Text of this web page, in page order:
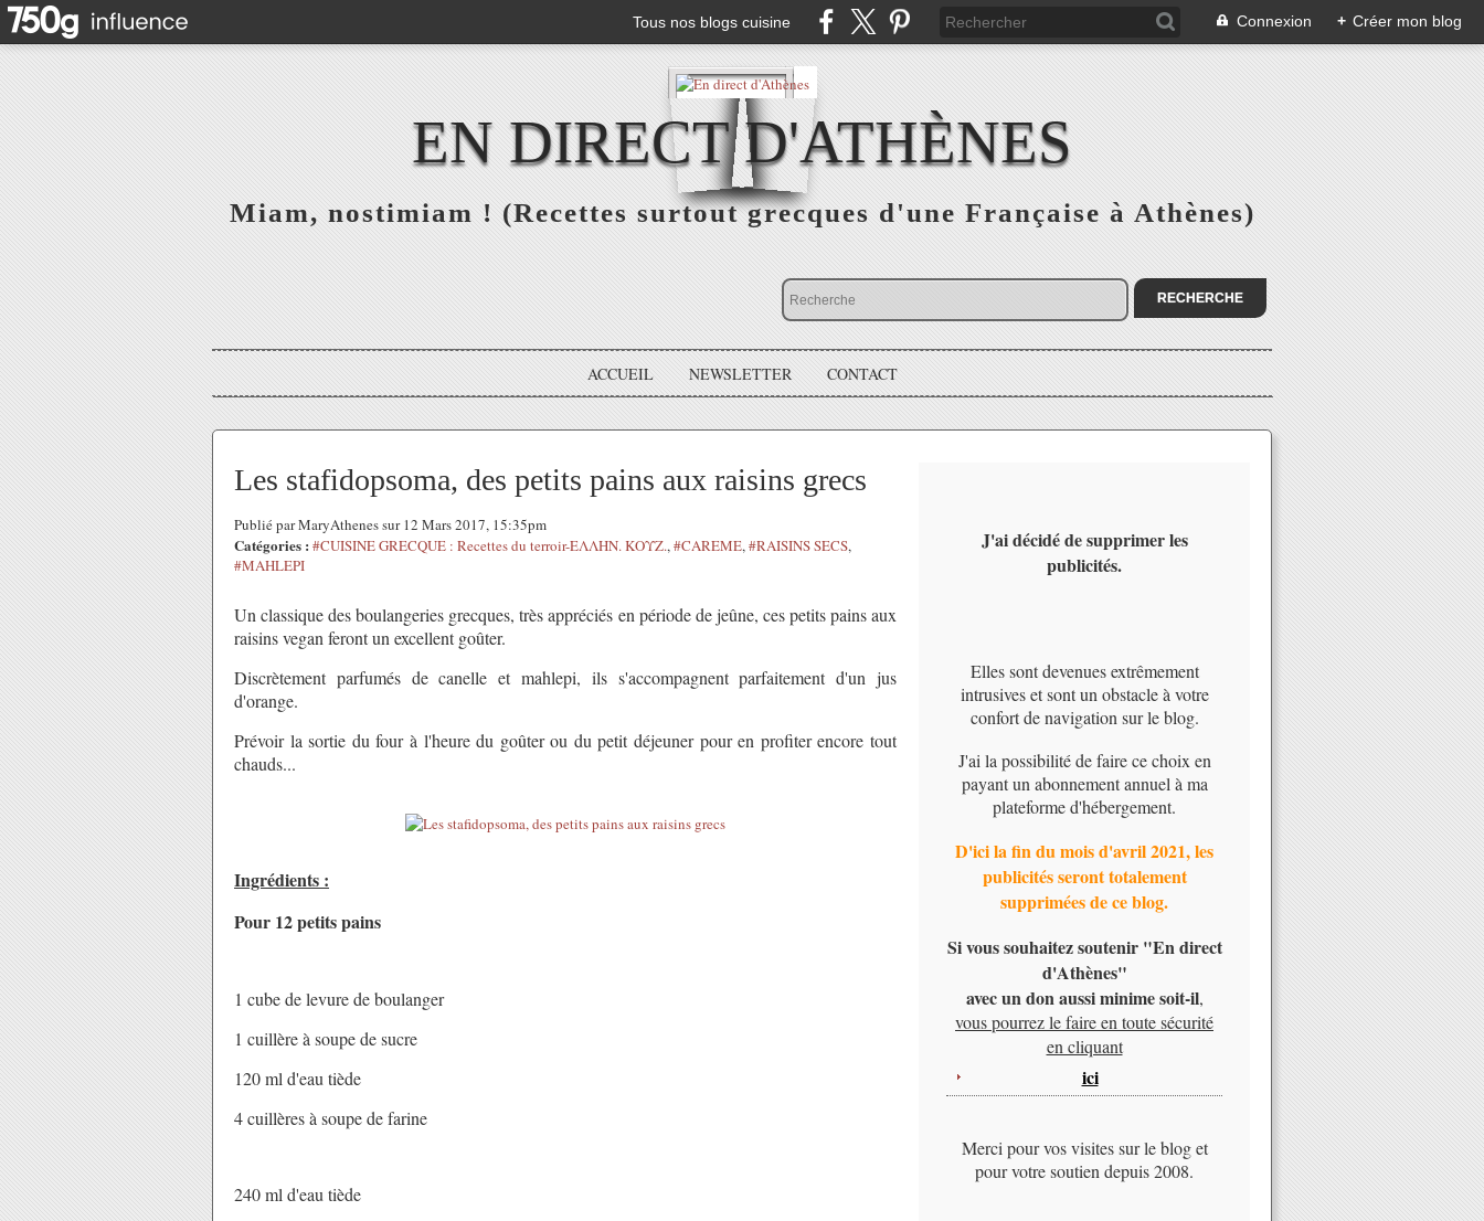
Tous nos blogs cuisine Connexion + Créer mon blog
EN DIRECT D'ATHÈNES
Miam, nostimiam ! (Recettes surtout grecques d'une Française à Athènes)
ACCUEIL NEWSLETTER CONTACT
Les stafidopsoma, des petits pains aux raisins grecs
Publié par MaryAthenes sur 12 Mars 2017, 15:35pm
Catégories : #CUISINE GRECQUE : Recettes du terroir-ΕΛΛΗΝ. ΚΟΥΖ.,#CAREME,#RAISINS SECS,
#MAHLEPI
Un classique des boulangeries grecques, très appréciés en période de jeûne, ces petits pains aux
raisins vegan feront un excellent goûter.
Discrètement parfumés de canelle et mahlepi, ils s'accompagnent parfaitement d'un jus
d'orange.
Prévoir la sortie du four à l'heure du goûter ou du petit déjeuner pour en profiter encore tout
chauds...
Ingrédients :
Pour 12 petits pains
1 cube de levure de boulanger
1 cuillère à soupe de sucre
120 ml d'eau tiède
4 cuillères à soupe de farine
240 ml d'eau tiède
J'ai décidé de supprimer les
publicités.
Elles sont devenues extrêmement
intrusives et sont un obstacle à votre
confort de navigation sur le blog.
J'ai la possibilité de faire ce choix en
payant un abonnement annuel à ma
plateforme d'hébergement.
D'ici la fin du mois d'avril 2021, les
publicités seront totalement
supprimées de ce blog.
Si vous souhaitez soutenir "En direct
d'Athènes"
avec un don aussi minime soit-il,
vous pourrez le faire en toute sécurité
en cliquant
ici
Merci pour vos visites sur le blog et
pour votre soutien depuis 2008.